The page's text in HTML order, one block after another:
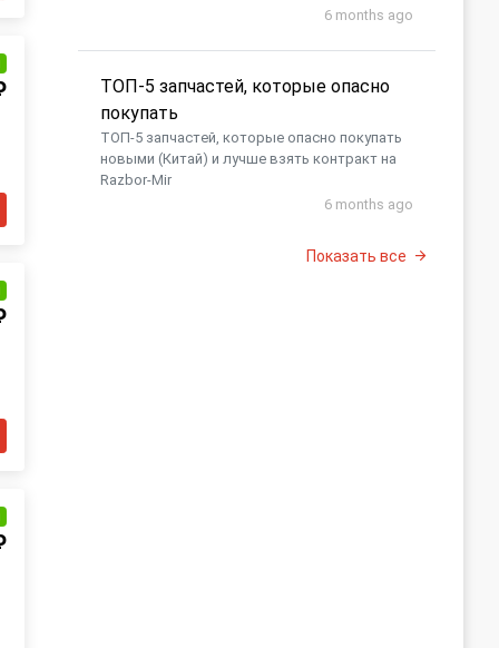
6 months ago
​ТОП-5 запчастей, которые опасно
покупать
​ТОП-5 запчастей, которые опасно покупать
новыми (Китай) и лучше взять контракт на
Razbor-Mir
6 months ago
Показать все